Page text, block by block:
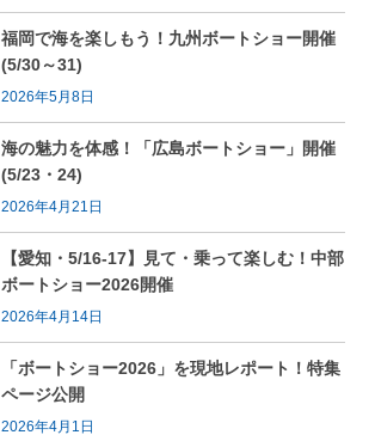
福岡で海を楽しもう！九州ボートショー開催
(5/30～31)
2026年5月8日
海の魅力を体感！「広島ボートショー」開催
(5/23・24)
2026年4月21日
【愛知・5/16-17】見て・乗って楽しむ！中部
ボートショー2026開催
2026年4月14日
「ボートショー2026」を現地レポート！特集
ページ公開
2026年4月1日